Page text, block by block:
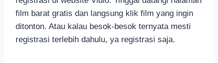
film barat gratis dan langsung klik film yang ingin
ditonton. Atau kalau besok-besok ternyata mesti
registrasi terlebih dahulu, ya registrasi saja.